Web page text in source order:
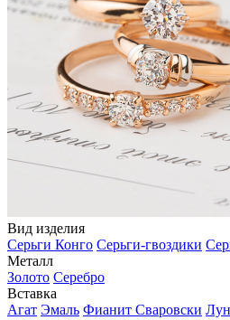
Вид изделия
Серьги Конго Серьги-гвоздики
Металл
Золото Серебро
Вставка
Агат Эмаль Фианит Сваровски